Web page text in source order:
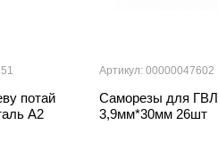
потай
А2
Артикул: 00000047602
Саморезы для ГВЛ
3,9мм*30мм 26шт